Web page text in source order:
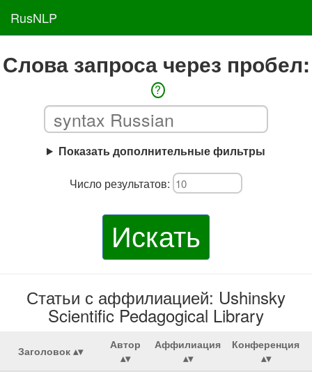
RusNLP
Слова запроса через пробел:
?
Показать дополнительные фильтры
Число результатов:
Искать
Статьи с аффилиацией: Ushinsky
Scientific Pedagogical Library
Заголовок Автор Аффилиация Конференция